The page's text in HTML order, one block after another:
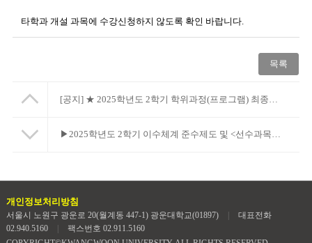
​타학과 개설 과목에 수강신청하지 않도록 확인 바랍니다.
목록
[공지] ★ 2025학년도 2학기 학위과정(프로그램) 최종변경 시행 안내
▶2025학년도 2학기 이수체계 준수제도 및 <선수과목미이수자> 상담 안내
개인정보처리방침
서울시 노원구 광운로 20(월계동 447-1) 광운대학교(01897)
대표전화
02.940.5160
팩스번호 02.911.5160